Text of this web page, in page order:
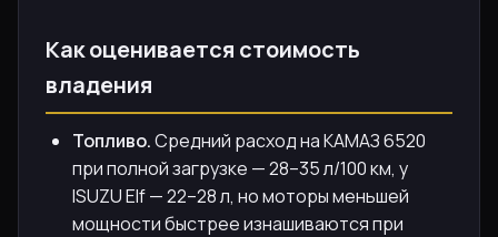
Как оценивается стоимость
владения
Топливо.Средний расход на КАМАЗ 6520
при полной загрузке — 28–35 л/100 км, у
ISUZU Elf — 22–28 л, но моторы меньшей
мощности быстрее изнашиваются при